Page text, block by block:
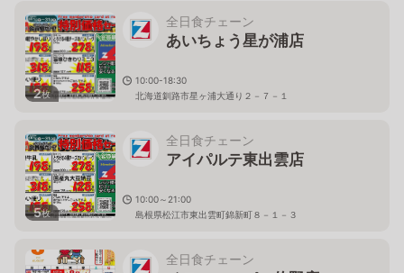
2枚
全日食チェーン
あいちょう星が浦店
10:00-18:30
北海道釧路市星ヶ浦大通り２－７－１
5枚
全日食チェーン
アイパルテ東出雲店
10:00～21:00
島根県松江市東出雲町錦新町８－１－３
全日食チェーン